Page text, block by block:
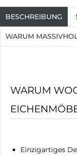
BESCHREIBUNG
WARUM
WARUM
Einzigartiges